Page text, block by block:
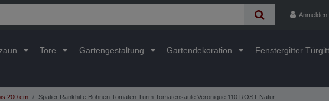
Anmelden
Tore Gartengestaltung Gartendekoration Fenstergitter
200 cm Spalier Rankhilfe Bohnen Tomaten Turm Tomatensäule Veronique 110 ROST Natur